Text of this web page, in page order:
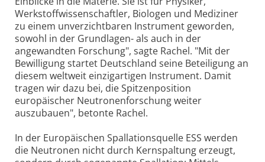
Werkstoffwissenschaftler, Biologen und Mediziner
zu einem unverzichtbaren Instrument geworden,
sowohl in der Grundlagen- als auch in der
angewandten Forschung", sagte Rachel. "Mit der
Bewilligung startet Deutschland seine Beteiligung an
diesem weltweit einzigartigen Instrument. Damit
tragen wir dazu bei, die Spitzenposition
europäischer Neutronenforschung weiter
auszubauen", betonte Rachel.
In der Europäischen Spallationsquelle ESS werden
die Neutronen nicht durch Kernspaltung erzeugt,